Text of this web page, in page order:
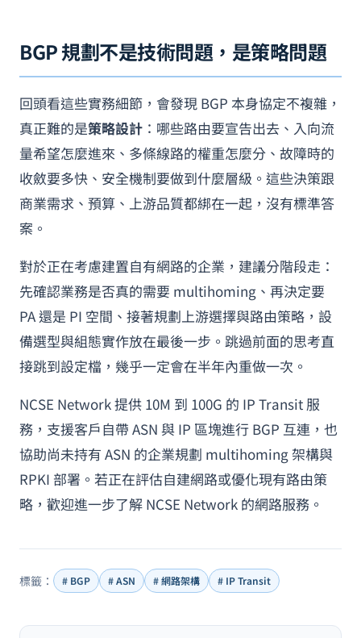
BGP 規劃不是技術問題，是策略問題
回頭看這些實務細節，會發現 BGP 本身協定不複雜，
真正難的是策略設計 ：哪些路由要宣告出去、入向流
量希望怎麼進來、多條線路的權重怎麼分、故障時的
收斂要多快、安全機制要做到什麼層級。這些決策跟
商業需求、預算、上游品質都綁在一起，沒有標準答
案。
對於正在考慮建置自有網路的企業，建議分階段走：
先確認業務是否真的需要 multihoming、再決定要
PA 還是 PI 空間、接著規劃上游選擇與路由策略，設
備選型與組態實作放在最後一步。跳過前面的思考直
接跳到設定檔，幾乎一定會在半年內重做一次。
NCSE Network 提供 10M 到 100G 的 IP Transit 服
務，支援客戶自帶 ASN 與 IP 區塊進行 BGP 互連，也
協助尚未持有 ASN 的企業規劃 multihoming 架構與
RPKI 部署。若正在評估自建網路或優化現有路由策
略，歡迎進一步了解 NCSE Network 的網路服務。
標籤： # BGP # ASN # 網路架構 # IP Transit